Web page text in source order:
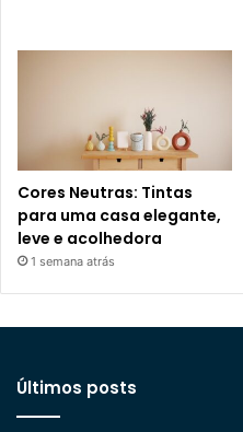
Cores Neutras: Tintas
para uma casa elegante,
leve e acolhedora
1 semana atrás
Últimos posts